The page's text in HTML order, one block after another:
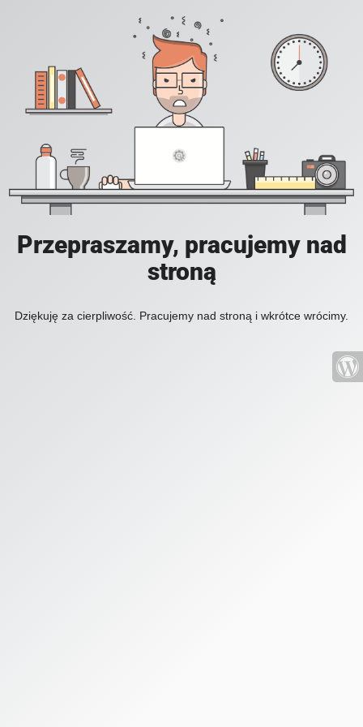
Przepraszamy, pracujemy nad
stroną
Dziękuję za cierpliwość. Pracujemy nad stroną i wkrótce wrócimy.